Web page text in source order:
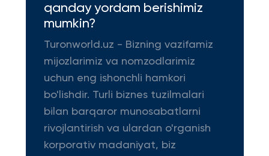
qanday yordam berishimiz
mumkin?
Turonworld.uz - Bizning vazifamiz
mijozlarimiz va nomzodlarimiz
uchun eng ishonchli hamkori
bo'lishdir. Turli biznes tuzilmalari
bilan barqaror munosabatlarni
rivojlantirish va ulardan o'rganish
korporativ madaniyat, biz